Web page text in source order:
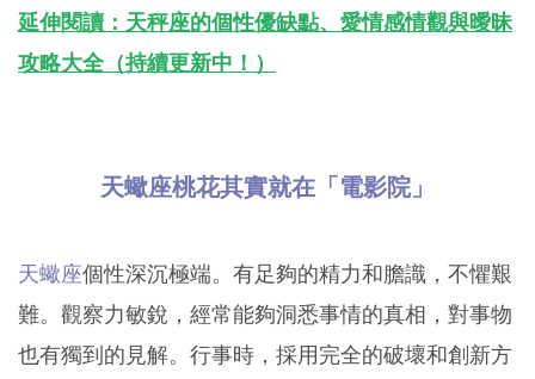
延伸閱讀：天秤座的個性優缺點、愛情感情觀與曖昧
攻略大全（持續更新中！）
天蠍座桃花其實就在「電影院」
天蠍座個性深沉極端。有足夠的精力和膽識，不懼艱
難。觀察力敏銳，經常能夠洞悉事情的真相，對事物
也有獨到的見解。行事時，採用完全的破壞和創新方